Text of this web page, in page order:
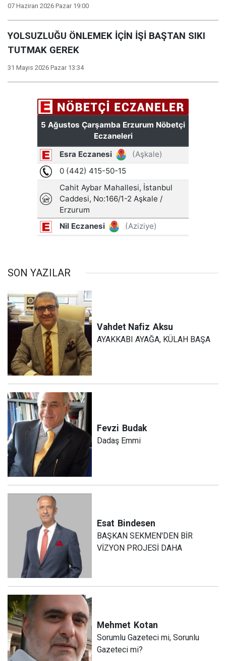
07 Haziran 2026 Pazar 19:00
YOLSUZLUĞU ÖNLEMEK İÇİN İŞİ BAŞTAN SIKI
TUTMAK GEREK
31 Mayıs 2026 Pazar 13:34
SON YAZILAR
Vahdet Nafiz Aksu
AYAKKABI AYAĞA, KÜLAH BAŞA
Fevzi Budak
Dadaş Emmi
Esat Bindesen
BAŞKAN SEKMEN'DEN BİR
VİZYON PROJESİ DAHA
Mehmet Kotan
Sorumlu Gazeteci mi, Sorunlu
Gazeteci mi?